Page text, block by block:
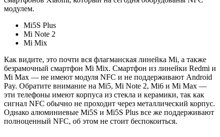
модулем.
Mi5S Plus
Mi Note 2
Mi Mix
Как видите, это почти вся флагманская линейка Mi, а также
безрамочный смартфон Mi Mix. Смартфон из линейки Redmi и
Mi Max — не имеют модуля NFC и не поддерживают Android
Pay. Обратите внимание на Mi5, Mi Note 2, Mi6 и Mi Max —
эти телефоны имеют корпуса из стекла и керамики, так как
сигнал NFC обычно не проходит через металлический корпус.
Однако алюминиевые Mi5S и Mi5S Plus все же поддерживают
полноценный NFC, об этом не стоит беспокоиться.